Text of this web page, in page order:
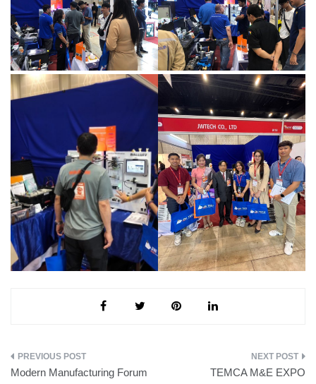
แนะแนว
Modern Manufacturing Forum
TEMCA M&E EXPO